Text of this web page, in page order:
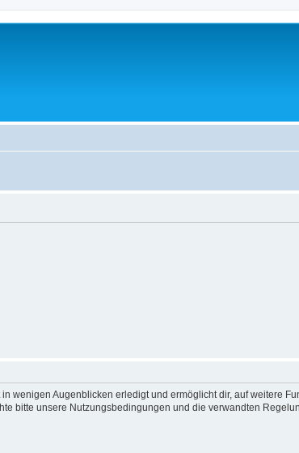
wenigen Augenblicken erledigt und ermöglicht dir, auf weitere
bitte unsere Nutzungsbedingungen und die verwandten